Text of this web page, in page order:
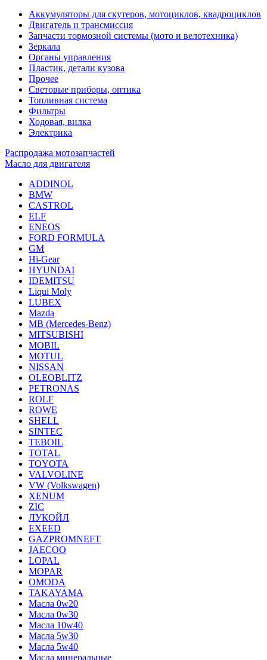
Аккумуляторы для скутеров, мотоциклов, квадроциклов
Двигатель и трансмиссия
Запчасти тормозной системы (мото и велотехника)
Зеркала
Органы управления
Пластик, детали кузова
Прочее
Световые приборы, оптика
Топливная система
Фильтры
Ходовая, вилка
Электрика
Распродажа мотозапчастей
Масло для двигателя
ADDINOL
BMW
CASTROL
ELF
ENEOS
FORD FORMULA
GM
Hi-Gear
HYUNDAI
IDEMITSU
Liqui Moly
LUBEX
Mazda
MB (Mercedes-Вenz)
MITSUBISHI
MOBIL
MOTUL
NISSAN
OLEOBLITZ
PETRONAS
ROLF
ROWE
SHELL
SINTEC
TEBOIL
TOTAL
TOYOTA
VALVOLINE
VW (Volkswagen)
XENUM
ZIC
ЛУКОЙЛ
EXEED
GAZPROMNEFT
JAECOO
LOPAL
MOPAR
OMODA
TAKAYAMA
Масла 0w20
Масла 0w30
Масла 10w40
Масла 5w30
Масла 5w40
Масла минеральные